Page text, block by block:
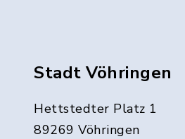
Stadt Vöhringen
Hettstedter Platz 1
89269 Vöhringen